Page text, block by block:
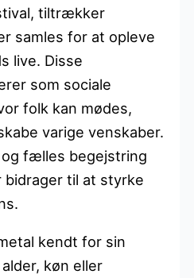
tiltrækker
samles for at opleve
live. Disse
som sociale
folk kan mødes,
varige venskaber.
fælles begejstring
til at styrke
kendt for sin
køn eller